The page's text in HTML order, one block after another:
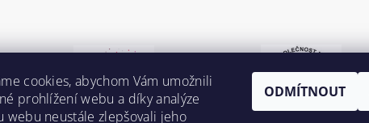
cookies, abychom Vám umožnili
prohlížení webu a díky analýze
webu neustále zlepšovali jeho
ODMÍTNOUT